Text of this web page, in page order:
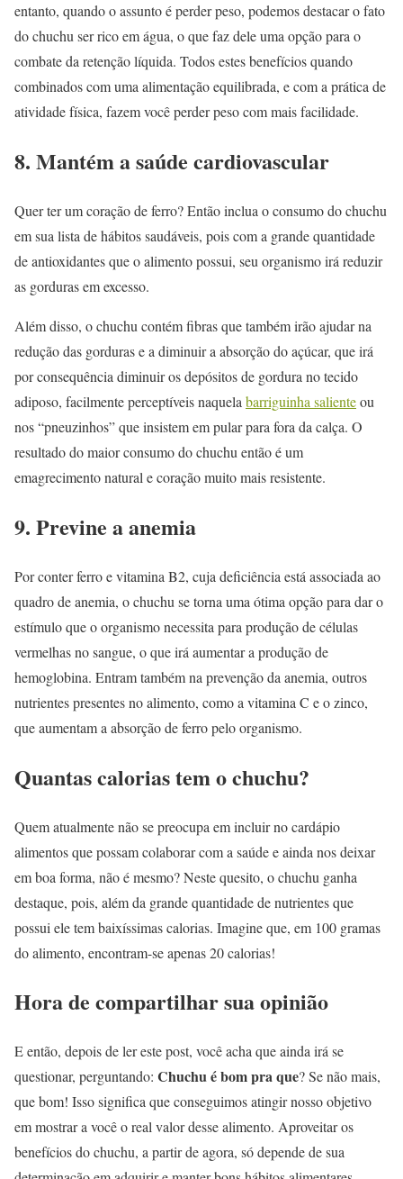
entanto, quando o assunto é perder peso, podemos destacar o fato
do chuchu ser rico em água, o que faz dele uma opção para o
combate da retenção líquida. Todos estes benefícios quando
combinados com uma alimentação equilibrada, e com a prática de
atividade física, fazem você perder peso com mais facilidade.
8. Mantém a saúde cardiovascular
Quer ter um coração de ferro? Então inclua o consumo do chuchu
em sua lista de hábitos saudáveis, pois com a grande quantidade
de antioxidantes que o alimento possui, seu organismo irá reduzir
as gorduras em excesso.
Além disso, o chuchu contém fibras que também irão ajudar na
redução das gorduras e a diminuir a absorção do açúcar, que irá
por consequência diminuir os depósitos de gordura no tecido
adiposo, facilmente perceptíveis naquela barriguinha salienteou
nos “pneuzinhos” que insistem em pular para fora da calça. O
resultado do maior consumo do chuchu então é um
emagrecimento natural e coração muito mais resistente.
9. Previne a anemia
Por conter ferro e vitamina B2, cuja deficiência está associada ao
quadro de anemia, o chuchu se torna uma ótima opção para dar o
estímulo que o organismo necessita para produção de células
vermelhas no sangue, o que irá aumentar a produção de
hemoglobina. Entram também na prevenção da anemia, outros
nutrientes presentes no alimento, como a vitamina C e o zinco,
que aumentam a absorção de ferro pelo organismo.
Quantas calorias tem o chuchu?
Quem atualmente não se preocupa em incluir no cardápio
alimentos que possam colaborar com a saúde e ainda nos deixar
em boa forma, não é mesmo? Neste quesito, o chuchu ganha
destaque, pois, além da grande quantidade de nutrientes que
possui ele tem baixíssimas calorias. Imagine que, em 100 gramas
do alimento, encontram-se apenas 20 calorias!
Hora de compartilhar sua opinião
E então, depois de ler este post, você acha que ainda irá se
questionar, perguntando: Chuchu é bom pra que? Se não mais,
que bom! Isso significa que conseguimos atingir nosso objetivo
em mostrar a você o real valor desse alimento. Aproveitar os
benefícios do chuchu, a partir de agora, só depende de sua